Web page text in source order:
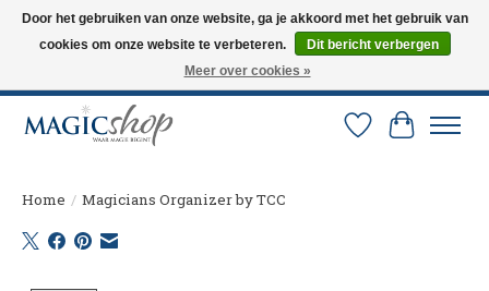
Altijd de nieuwste trucs op voorraad. Snelle verzending via PostNL en DHL.
Langskomen in onze winkel? Bel of mail om een afspraak te maken. 0251-
Verlanglijst
Home / Magicians Organizer by TCC
Door het gebruiken van onze website, ga je akkoord met het gebruik van
cookies om onze website te verbeteren.
Dit bericht verbergen
Meer over cookies »